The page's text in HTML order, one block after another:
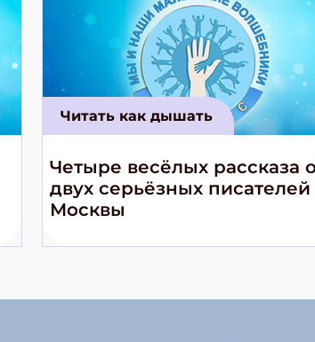
Читать как дышать
Четыре весёлых рассказа
двух серьёзных писателей
Москвы